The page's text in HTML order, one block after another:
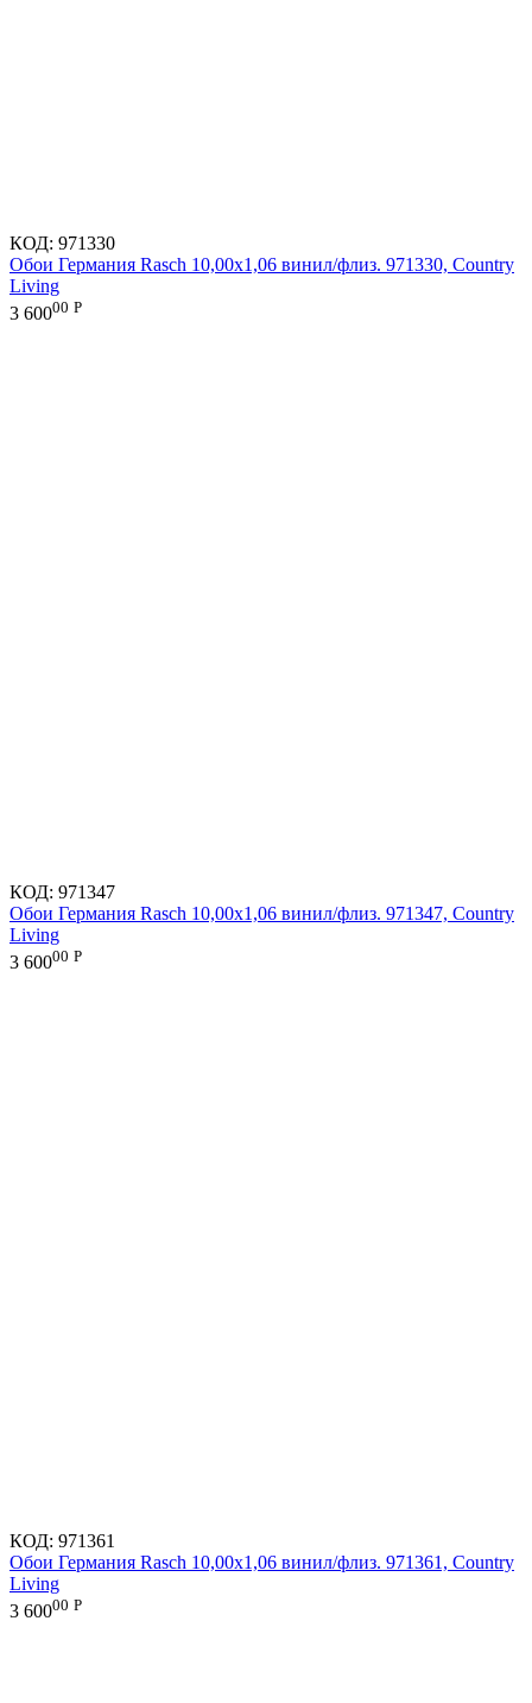
КОД: 971330
Обои Германия Rasch 10,00x1,06 винил/флиз. 971330, Country
Living
3 60000 Р
КОД: 971347
Обои Германия Rasch 10,00x1,06 винил/флиз. 971347, Country
Living
3 60000 Р
КОД: 971361
Обои Германия Rasch 10,00x1,06 винил/флиз. 971361, Country
Living
3 60000 Р